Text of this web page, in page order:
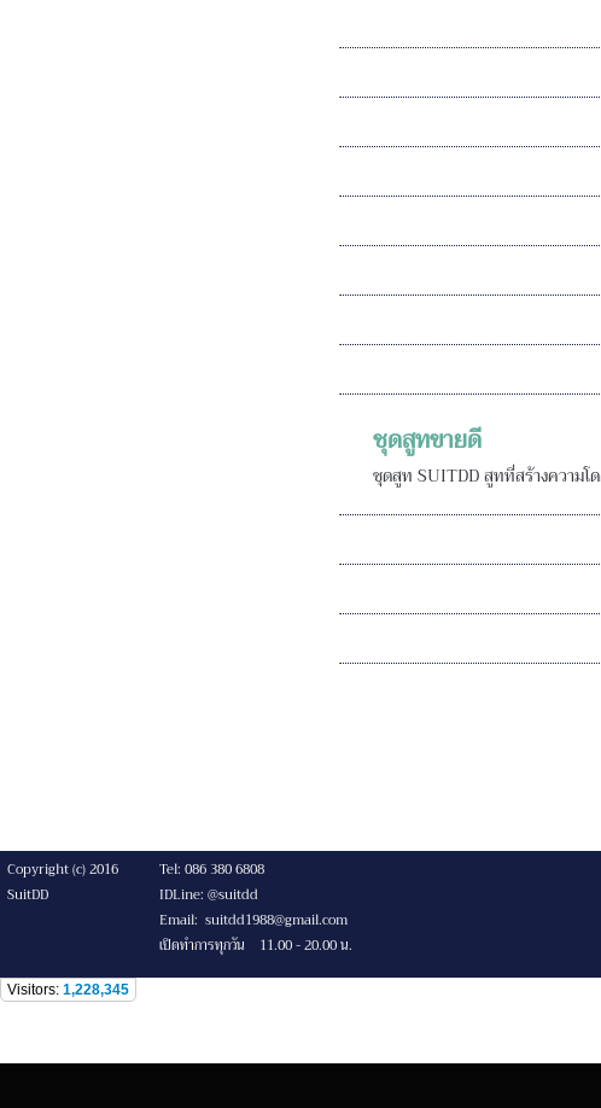
ชุดสูทขายดี
ชุดสูท SUITDD สูทที่สร้างความโ
Copyright (c) 2016
Tel: 086 380 6808
SuitDD
IDLine: @suitdd
Email: suitdd1988@gmail.com
เปิดทำการทุกวัน 11.00 - 20.00 น.
Visitors: 1,228,345